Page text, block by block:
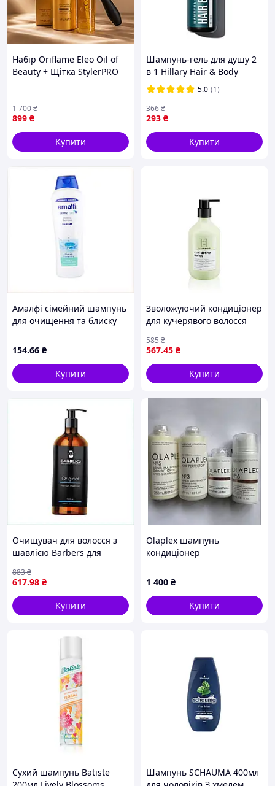
Набір Oriflame Eleo Oil of
Beauty + Щітка StylerPRO
899 ₴
1 700₴
Купити
Шампунь-гель для душу 2
в 1 Hillary Hair & Body
Wash For Man, 500 мл
5.0 (1)
293 ₴
366₴
Купити
Амалфі сімейний шампунь
для очищення та блиску
154.66 ₴
Купити
Зволожуючий кондиціонер
для кучерявого волосся
Moisturizing Conditioner
350 мл
567.45 ₴
585₴
Купити
Очищувач для волосся з
шавлією Barbers для
814546P1P
617.98 ₴
883₴
Купити
Olaplex шампунь
кондиціонер
1 400 ₴
Купити
Сухий шампунь Batiste
Шампунь SCHAUMA 400мл